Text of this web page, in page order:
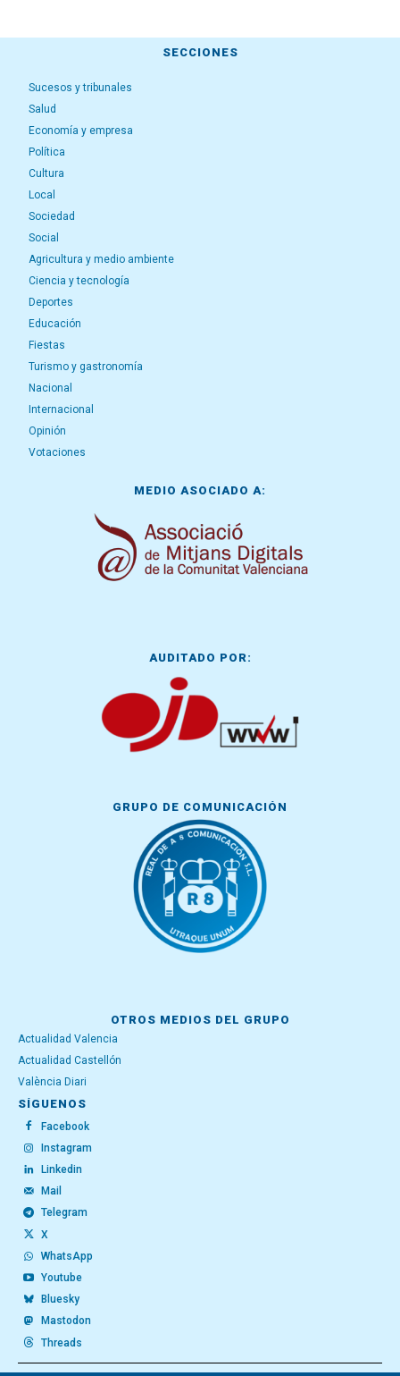
SECCIONES
Sucesos y tribunales
Salud
Economía y empresa
Política
Cultura
Local
Sociedad
Social
Agricultura y medio ambiente
Ciencia y tecnología
Deportes
Educación
Fiestas
Turismo y gastronomía
Nacional
Internacional
Opinión
Votaciones
MEDIO ASOCIADO A:
AUDITADO POR:
GRUPO DE COMUNICACIÓN
OTROS MEDIOS DEL GRUPO
Actualidad Valencia
Actualidad Castellón
València Diari
SÍGUENOS
Facebook
Instagram
Linkedin
Mail
Telegram
X
WhatsApp
Youtube
Bluesky
Mastodon
Threads